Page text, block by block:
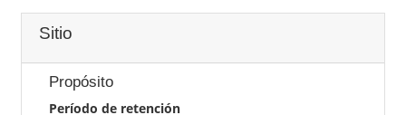
Sitio
Propósito
Período de retención